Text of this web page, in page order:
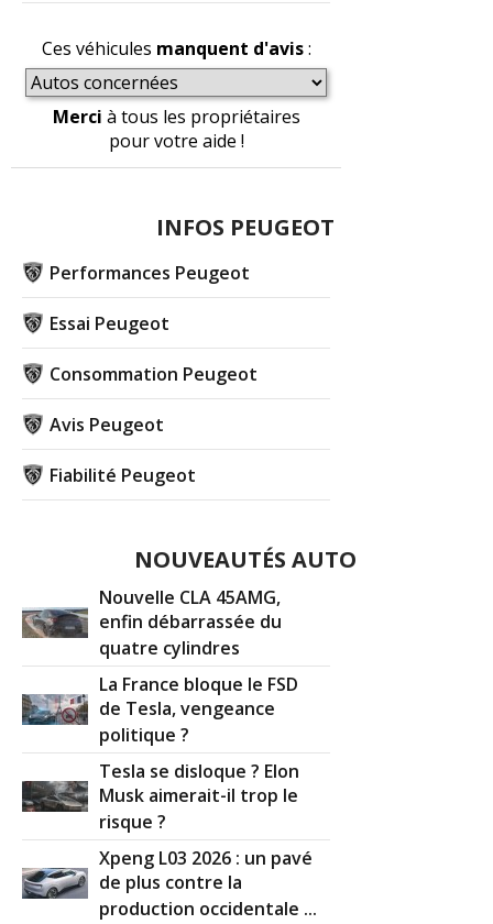
Ces véhicules manquent d'avis:
Merci à tous les propriétaires
pour votre aide !
INFOS PEUGEOT
Performances Peugeot
Essai Peugeot
Consommation Peugeot
Avis Peugeot
Fiabilité Peugeot
NOUVEAUTÉS AUTO
Nouvelle CLA 45AMG,
enfin débarrassée du
quatre cylindres
La France bloque le FSD
de Tesla, vengeance
politique ?
Tesla se disloque ? Elon
Musk aimerait-il trop le
risque ?
Xpeng L03 2026 : un pavé
de plus contre la
production occidentale ...